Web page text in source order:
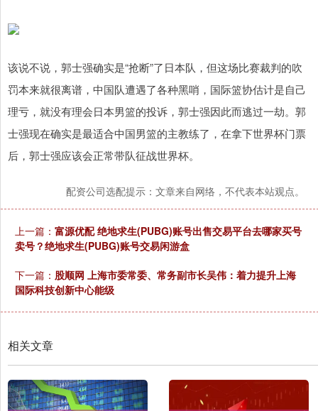
该说不说，郭士强确实是“抢断”了日本队，但这场比赛裁判的吹
罚本来就很离谱，中国队遭遇了各种黑哨，国际篮协估计是自己
理亏，就没有理会日本男篮的投诉，郭士强因此而逃过一劫。郭
士强现在确实是最适合中国男篮的主教练了，在拿下世界杯门票
后，郭士强应该会正常带队征战世界杯。
配资公司选配提示：文章来自网络，不代表本站观点。
上一篇： 富源优配 绝地求生(PUBG)账号出售交易平台去哪家买号
卖号？绝地求生(PUBG)账号交易闲游盒
下一篇： 股顺网 上海市委常委、常务副市长吴伟：着力提升上海
国际科技创新中心能级
相关文章